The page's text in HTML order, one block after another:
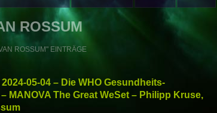
ROSSUM
ROSSUM" EINTRÄGE
05-04 – Die WHO Gesundheits-
MANOVA The Great WeSet – Philipp Kruse,